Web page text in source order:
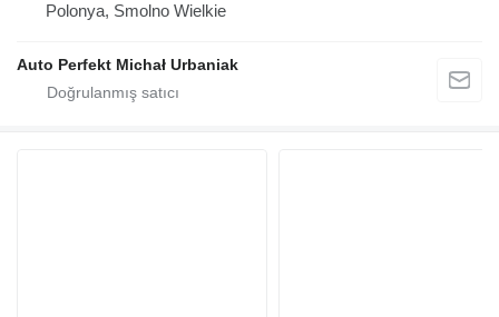
Polonya, Smolno Wielkie
Auto Perfekt Michał Urbaniak